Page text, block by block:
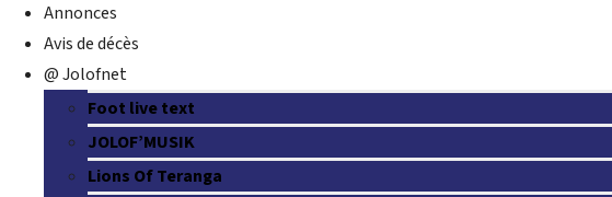
Annonces
Avis de décès
@ Jolofnet
Foot live text
JOLOF’MUSIK
Lions Of Teranga